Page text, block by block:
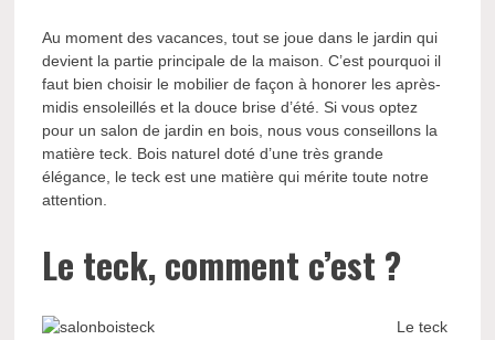
Au moment des vacances, tout se joue dans le jardin qui
devient la partie principale de la maison. C’est pourquoi il
faut bien choisir le mobilier de façon à honorer les après-
midis ensoleillés et la douce brise d’été. Si vous optez
pour un salon de jardin en bois, nous vous conseillons la
matière teck. Bois naturel doté d’une très grande
élégance, le teck est une matière qui mérite toute notre
attention.
Le teck, comment c’est ?
Le teck